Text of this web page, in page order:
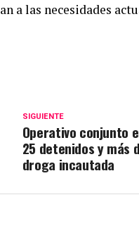
a las necesidades
SIGUIENTE
Operativo conjunto
25 detenidos y más
droga incautada